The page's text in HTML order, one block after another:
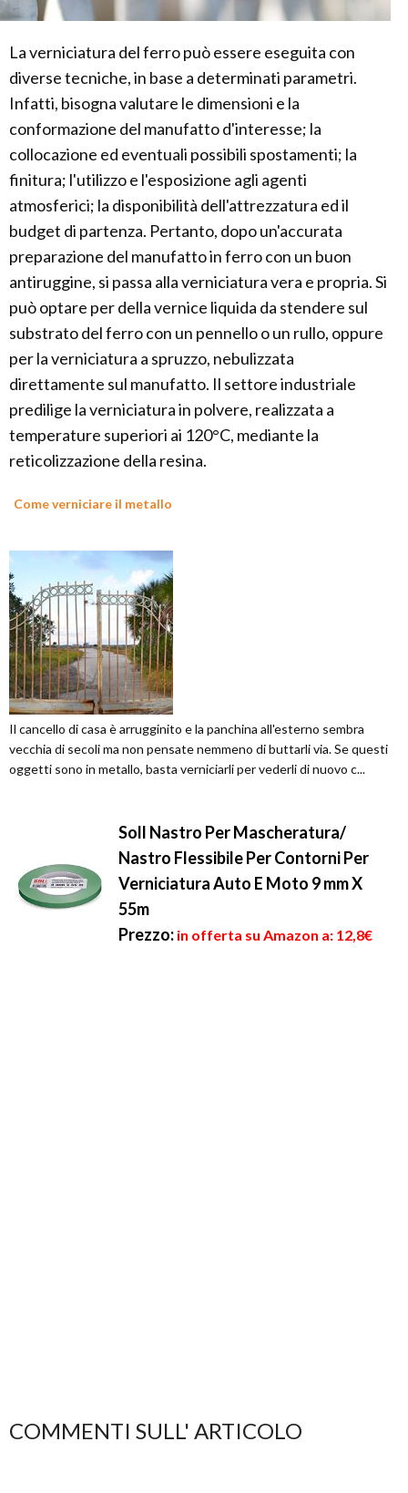
La verniciatura del ferro può essere eseguita con
diverse tecniche, in base a determinati parametri.
Infatti, bisogna valutare le dimensioni e la
conformazione del manufatto d'interesse; la
collocazione ed eventuali possibili spostamenti; la
finitura; l'utilizzo e l'esposizione agli agenti
atmosferici; la disponibilità dell'attrezzatura ed il
budget di partenza. Pertanto, dopo un'accurata
preparazione del manufatto in ferro con un buon
antiruggine, si passa alla verniciatura vera e propria. Si
può optare per della vernice liquida da stendere sul
substrato del ferro con un pennello o un rullo, oppure
per la verniciatura a spruzzo, nebulizzata
direttamente sul manufatto. Il settore industriale
predilige la verniciatura in polvere, realizzata a
temperature superiori ai 120°C, mediante la
reticolizzazione della resina.
Come verniciare il metallo
Il cancello di casa è arrugginito e la panchina all'esterno sembra
vecchia di secoli ma non pensate nemmeno di buttarli via. Se questi
oggetti sono in metallo, basta verniciarli per vederli di nuovo c...
Soll Nastro Per Mascheratura/
Nastro Flessibile Per Contorni Per
Verniciatura Auto E Moto 9 mm X
55m
Prezzo: in offerta su Amazon a: 12,8€
COMMENTI SULL' ARTICOLO